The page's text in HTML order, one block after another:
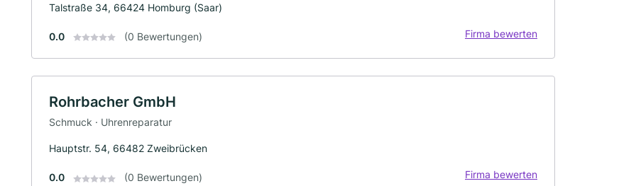
Talstraße 34, 66424 Homburg (Saar)
0.0 (0 Bewertungen) Firma bewerten
Rohrbacher GmbH
Schmuck · Uhrenreparatur
Hauptstr. 54, 66482 Zweibrücken
0.0 (0 Bewertungen) Firma bewerten